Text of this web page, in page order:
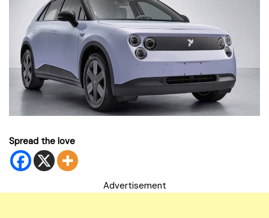
Spread the love
Advertisement